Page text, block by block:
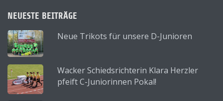
NEUESTE BEITRÄGE
Neue Trikots für unsere D-Junioren
Wacker Schiedsrichterin Klara Herzler
pfeift C-Juniorinnen Pokal!